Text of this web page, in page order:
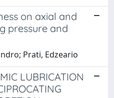
on axial and
pressure and
Prati, Edzeario
LUBRICATION